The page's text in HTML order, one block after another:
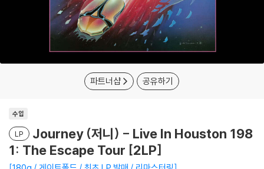
파트너샵 공유하기
수입
LP
Journey (저니) - Live In Houston 198
1: The Escape Tour [2LP]